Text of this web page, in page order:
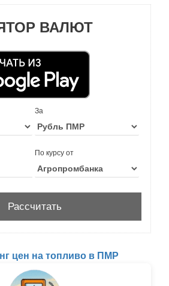
ВАЛЮТ
За
По курсу от
цен на топливо в ПМР